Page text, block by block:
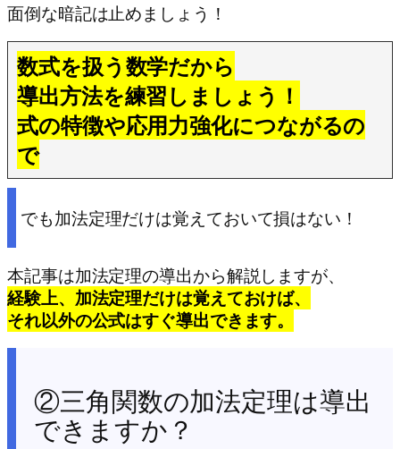
面倒な暗記は止めましょう！
数式を扱う数学だから
導出方法を練習しましょう！
式の特徴や応用力強化につながるの
で
でも加法定理だけは覚えておいて損はない！
本記事は加法定理の導出から解説しますが、
経験上、加法定理だけは覚えておけば、
それ以外の公式はすぐ導出できます。
②三角関数の加法定理は導出
できますか？